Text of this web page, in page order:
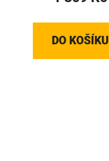
DO KOŠÍKU